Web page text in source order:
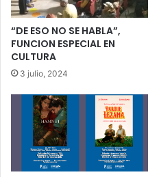
“DE ESO NO SE HABLA”,
FUNCION ESPECIAL EN
CULTURA
3 julio, 2024